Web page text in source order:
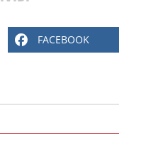
FACEBOOK